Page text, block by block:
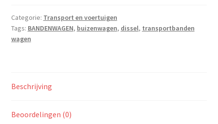
Categorie: Transport en voertuigen
Tags: BANDENWAGEN, buizenwagen, dissel, transportbanden
wagen
Beschrijving
Beoordelingen (0)